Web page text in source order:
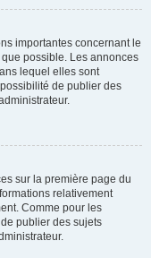
importantes concernant le
possible. Les annonces
lequel elles sont
de publier des
sur la première page du
relativement
Comme pour les
publier des sujets